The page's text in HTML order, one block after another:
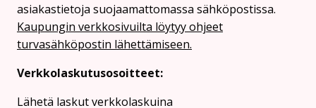
asiakastietoja suojaamattomassa sähköpostissa.
Kaupungin verkkosivuilta löytyy ohjeet
turvasähköpostin lähettämiseen.
Verkkolaskutusosoitteet:
Lähetä laskut verkkolaskuina